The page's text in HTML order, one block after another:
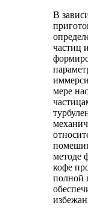
В
частиц
мере
методе
кофе
полной